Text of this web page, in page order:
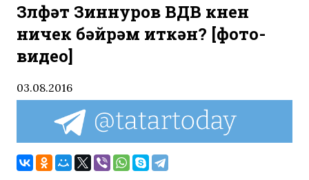
Зөлфәт Зиннуров ВДВ көнен
ничек бәйрәм иткән? [фото-
видео]
03.08.2016